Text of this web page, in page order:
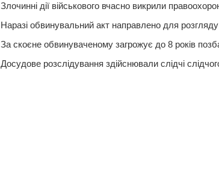
Злочинні дії військового вчасно викрили
Наразі обвинувальний акт направлено для
За скоєне обвинуваченому загрожує до 8 років
Досудове розслідування здійснювали слідчі